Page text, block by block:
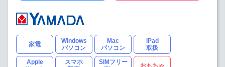
家電
Windows
パソコン
Mac
パソコン
iPad
取扱
Apple
スマホ
SIMフリー
おもちゃ